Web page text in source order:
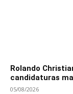
Rolando
candidaturas
05/08/2026